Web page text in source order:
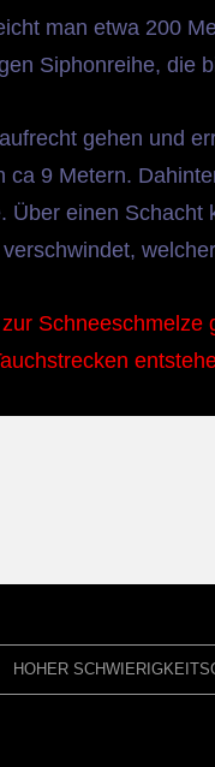
man etwa 200
Siphonreihe, die
gehen und
ca 9 Metern.
einen
HOHER